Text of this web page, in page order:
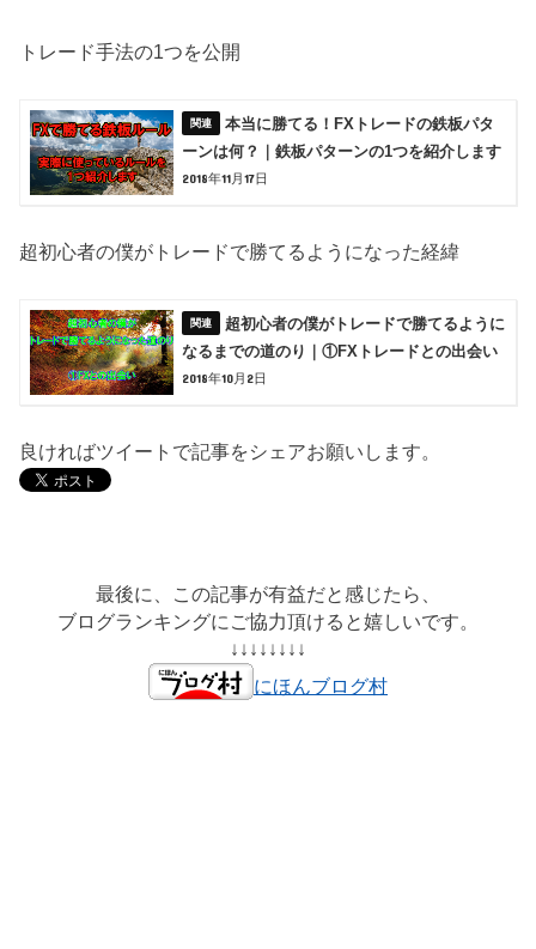
トレード手法の1つを公開
本当に勝てる！FXトレードの鉄板パタ
ーンは何？｜鉄板パターンの1つを紹介します
2018年11月17日
超初心者の僕がトレードで勝てるようになった経緯
超初心者の僕がトレードで勝てるように
なるまでの道のり｜①FXトレードとの出会い
2018年10月2日
良ければツイートで記事をシェアお願いします。
最後に、この記事が有益だと感じたら、
ブログランキングにご協力頂けると嬉しいです。
↓↓↓↓↓↓↓↓
にほんブログ村